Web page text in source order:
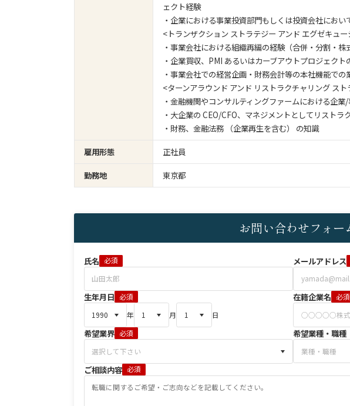
ェクト経験
・企業における事業投資部門もしくは投資会社にお
<トランザクション ストラテジー アンド エグゼキュ
・事業会社における組織再編の経験（合併・分割・株
・企業買収、PMI あるいはカーブアウトプロジェクト
・事業会社での経営企画・財務会計等の本社機能での
<ターンアラウンド アンド リストラクチャリング ス
・金融機関やコンサルティングファームにおける企
・大企業の CEO/CFO、マネジメントとしてリストラ
・財務、金融法務 （企業再生を含む） の知識
雇用形態
正社員
勤務地
東京都
お問い合わせフォー
氏名 必須 メールアドレス
生年月日 必須
年
月 日
在籍企業名 必須
希望業界 必須 希望業種・職種
ご相談内容 必須